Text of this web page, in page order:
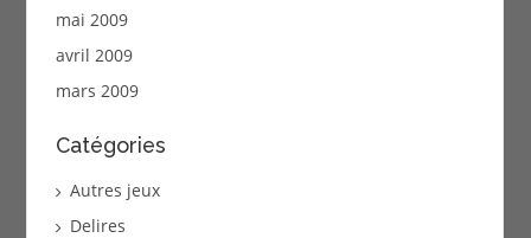
mai 2009
avril 2009
mars 2009
Catégories
Autres jeux
Delires